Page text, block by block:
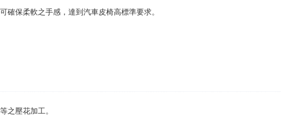
確保柔軟之手感，達到汽車皮椅高標準要求。
之壓花加工。